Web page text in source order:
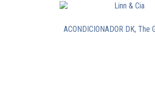
ACONDICIONADOR DK, The